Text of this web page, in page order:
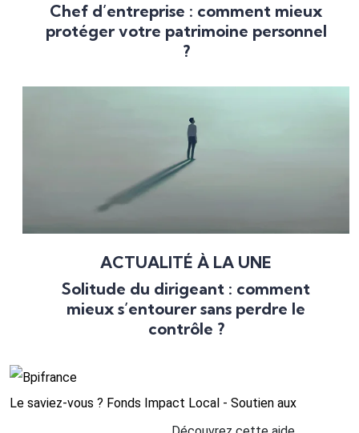
Chef d’entreprise : comment mieux
protéger votre patrimoine personnel
?
ACTUALITÉ À LA UNE
Solitude du dirigeant : comment
mieux s’entourer sans perdre le
contrôle ?
Le saviez-vous ? Fonds Impact Local - Soutien aux